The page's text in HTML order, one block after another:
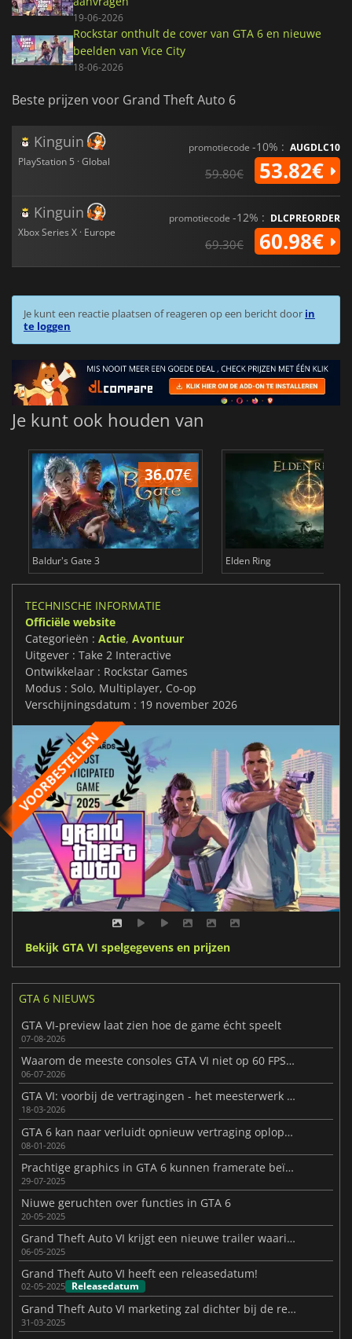
19-06-2026
Rockstar onthult de cover van GTA 6 en nieuwe
beelden van Vice City
18-06-2026
Beste prijzen voor Grand Theft Auto 6
Kinguin
PlayStation 5 · Global
promotiecode -10% : AUGDLC10
59.80€ 53.82€
Kinguin
Xbox Series X · Europe
promotiecode -12% : DLCPREORDER
69.30€ 60.98€
Je kunt een reactie plaatsen of reageren op een bericht door in
te loggen
Je kunt ook houden van
36.07€
Baldur's Gate 3 Elden Ring
TECHNISCHE INFORMATIE
Officiële website
Categorieën : Actie, Avontuur
Uitgever : Take 2 Interactive
Ontwikkelaar : Rockstar Games
Modus : Solo, Multiplayer, Co-op
Verschijningsdatum : 19 november 2026
Bekijk GTA VI spelgegevens en prijzen
GTA 6 NIEUWS
GTA VI-preview laat zien hoe de game écht speelt
07-08-2026
Waarom de meeste consoles GTA VI niet op 60 FPS kunnen draaien
06-07-2026
GTA VI: voorbij de vertragingen - het meesterwerk is er bijna
18-03-2026
GTA 6 kan naar verluidt opnieuw vertraging oplopen
08-01-2026
Prachtige graphics in GTA 6 kunnen framerate beïnvloeden
29-07-2025
Niuwe geruchten over functies in GTA 6
20-05-2025
Grand Theft Auto VI krijgt een nieuwe trailer waarin Jason centraal staat
06-05-2025
Grand Theft Auto VI heeft een releasedatum!
02-05-2025 Releasedatum
Grand Theft Auto VI marketing zal dichter bij de release opvoeren
31-03-2025